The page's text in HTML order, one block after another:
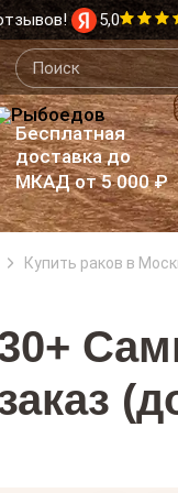
5,0
Бесплатная
доставка до
МКАД от 5 000 ₽
Купить раков в